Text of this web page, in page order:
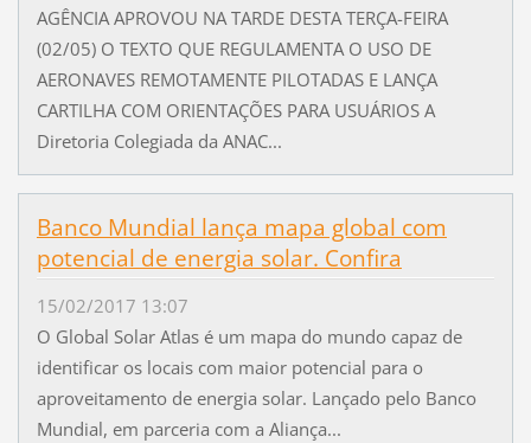
AGÊNCIA APROVOU NA TARDE DESTA TERÇA-FEIRA
(02/05) O TEXTO QUE REGULAMENTA O USO DE
AERONAVES REMOTAMENTE PILOTADAS E LANÇA
CARTILHA COM ORIENTAÇÕES PARA USUÁRIOS A
Diretoria Colegiada da ANAC...
Banco Mundial lança mapa global com
potencial de energia solar. Confira
15/02/2017 13:07
O Global Solar Atlas é um mapa do mundo capaz de
identificar os locais com maior potencial para o
aproveitamento de energia solar. Lançado pelo Banco
Mundial, em parceria com a Aliança...